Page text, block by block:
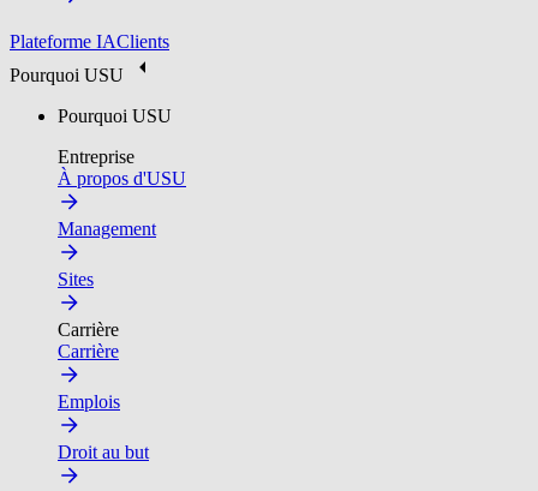
Plateforme IAClients
Pourquoi USU
Pourquoi USU
Entreprise
À propos d'USU
Management
Sites
Carrière
Carrière
Emplois
Droit au but